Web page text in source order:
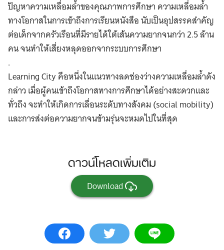
ปัญหาความเหลื่อมล้ำของคุณภาพการศึกษา ความเหลื่อมล้ำ
ทางโอกาสในการเข้าถึงการเรียนหนังสือ นับเป็นอุปสรรคสำคัญ
ต่อเด็กจากครัวเรือนที่มีรายได้ใต้เส้นความยากจนกว่า 2.5 ล้าน
คน จนทำให้เสี่ยงหลุดออกจากระบบการศึกษา
.
Learning City คือหนึ่งในแนวทางลดช่องว่างความเหลื่อมล้ำดัง
กล่าว เมื่อผู้คนเข้าถึงโอกาสทางการศึกษาได้อย่างสะดวกและ
ทั่วถึง จะทำให้เกิดการเลื่อนระดับทางสังคม (social mobility)
และการส่งต่อความยากจนข้ามรุ่นจะหมดไปในที่สุด
ดาวน์โหลดเพิ่มเติม
Download